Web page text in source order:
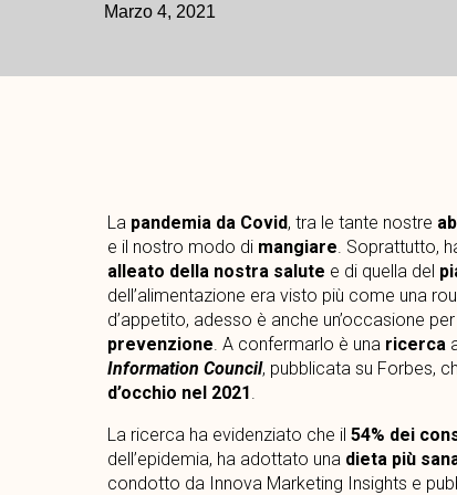
Marzo 4, 2021
La pandemia da Covid, tra le tante nostre
e il nostro modo di mangiare . Soprattutto,
alleato della nostra salute e di quella del
dell’alimentazione era visto più come una
d’appetito, adesso è anche un’occasione per
prevenzione . A confermarlo è una ricerca
Information Council, pubblicata su Forbes,
d’occhio nel 2021
La ricerca ha evidenziato che il 54% dei
dell’epidemia, ha adottato una dieta più
condotto da Innova Marketing Insights e